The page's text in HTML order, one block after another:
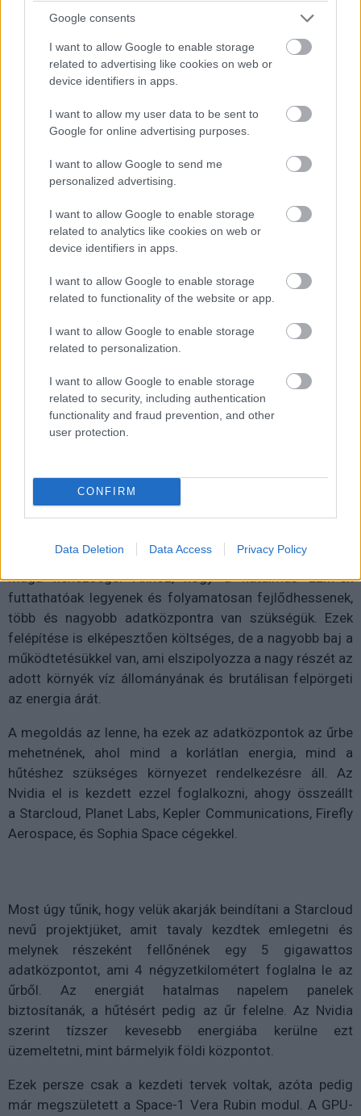
Google consents
I want to allow Google to enable storage
related to advertising like cookies on web or
device identifiers in apps.
I want to allow my user data to be sent to
Google for online advertising purposes.
I want to allow Google to send me
personalized advertising.
I want to allow Google to enable storage
related to analytics like cookies on web or
device identifiers in apps.
I want to allow Google to enable storage
related to functionality of the website or app.
I want to allow Google to enable storage
related to personalization.
I want to allow Google to enable storage
related to security, including authentication
functionality and fraud prevention, and other
user protection.
CONFIRM
Data Deletion Data Access Privacy Policy
#android #edge
#böngésző
Az Nvidia csendesen elkezdte
kiépíteni a Föld körüli
adatközpont-birodalmát
Kedvencekhez
Ledneczki József |2026 május 15. 06:36
Persze Elon Musk sem tétlenkedik, ahogy
leszámítva a mesterséges intelligenciának megvan a
maga nehézsége. Ahhoz, hogy a hatalmas LLM-ek
futtathatóak legyenek és folyamatosan fejlődhessenek,
több és nagyobb adatközpontra van szükségük. Ezek
felépítése is elképesztően költséges, de a nagyobb baj a
működtetésükkel van, ami elszipolyozza a nagy részét az
adott környék víz állományának és brutálisan felpörgeti
az energia árát.
A megoldás az lenne, ha ezek az adatközpontok az űrbe
mehetnének, ahol mind a korlátlan energia, mind a
hűtéshez szükséges környezet rendelkezésre áll. Az
Nvidia el is kezdett ezzel foglalkozni, ahogy összeállt
a Starcloud, Planet Labs, Kepler Communications, Firefly
Aerospace, és Sophia Space cégekkel.
Most úgy tűnik, hogy velük akarják beindítani a Starcloud
nevű projektjüket, amit tavaly kezdtek emlegetni és
melynek részeként fellőnének egy 5 gigawattos
adatközpontot, ami 4 négyzetkilométert foglalna le az
űrből. Az energiát hatalmas napelem panelek
biztosítanák, a hűtésért pedig az űr felelne. Az Nvidia
szerint tízszer kevesebb energiába kerülne ezt
üzemeltetni, mint bármelyik földi központot.
Ezek persze csak a kezdeti tervek voltak, azóta pedig
már megszületett a Space-1 Vera Rubin modul. A GPU-